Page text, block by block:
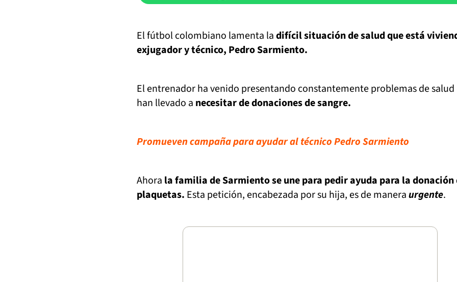
El fútbol colombiano lamenta ladifícil situación de salud que está
exjugador y técnico, Pedro Sarmiento.
El entrenador ha venido presentando constantemente problemas de
han llevado a necesitar de donaciones de sangre.
Promueven campaña para ayudar al técnico Pedro Sarmiento
Ahora la familia de Sarmiento se une para pedir ayuda para la donación
plaquetas. Esta petición, encabezada por su hija, es de maneraurgente.